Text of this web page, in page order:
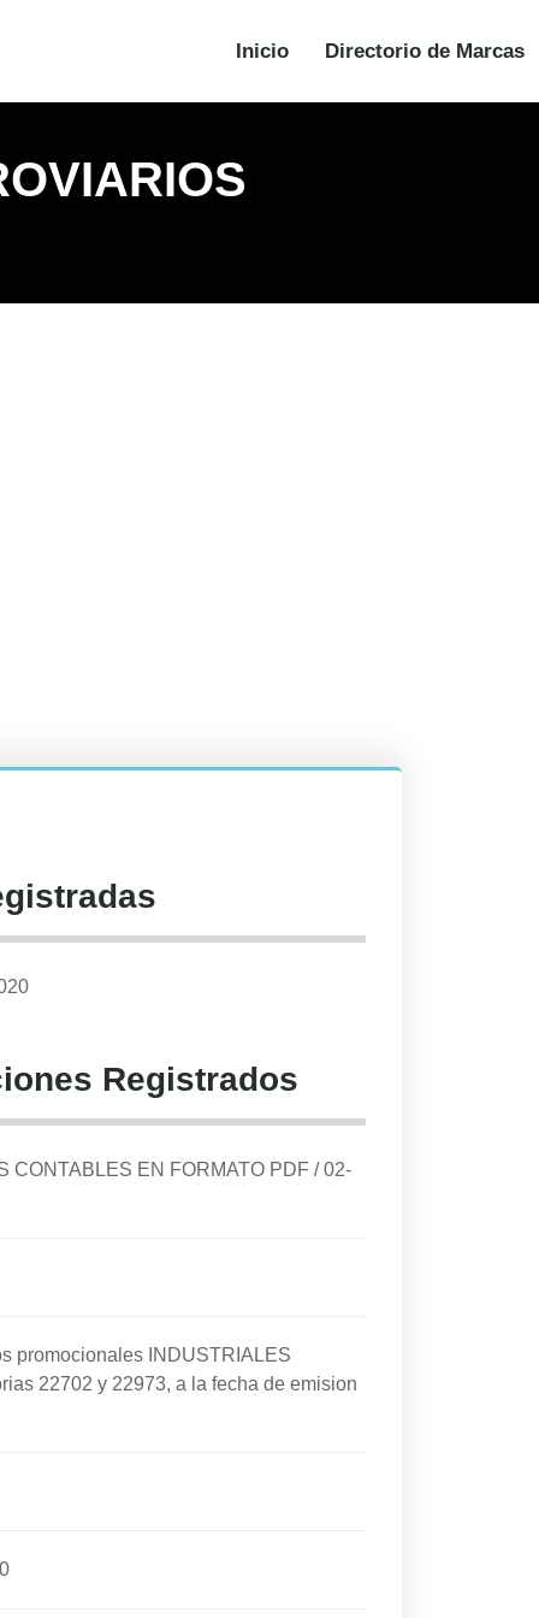
Inicio Directorio de Marcas
Registrados
CONTABLES EN FORMATO PDF /02-
promocionales INDUSTRIALES
22702 y 22973, a la fecha de emision